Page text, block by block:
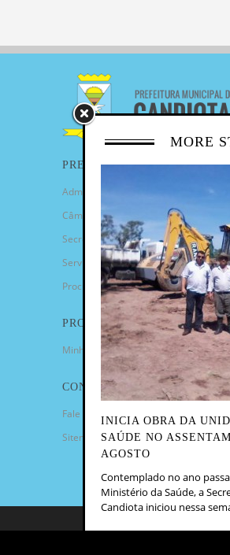
MORE
INICIA OBRA DA
SAÚDE NO
AGOSTO
Contemplado no ano
Ministério da Saúde, a
Candiota iniciou nessa
PREFEITURA
Administração Municipal
Câmara de Vereadores
Secretarias
Serviços
Procuradoria Geral
PROGRAMAS
Minha Casa Minha Vida
CONTATO
Fale Conosco
Sitemap
COPYRIGHT 2023 -